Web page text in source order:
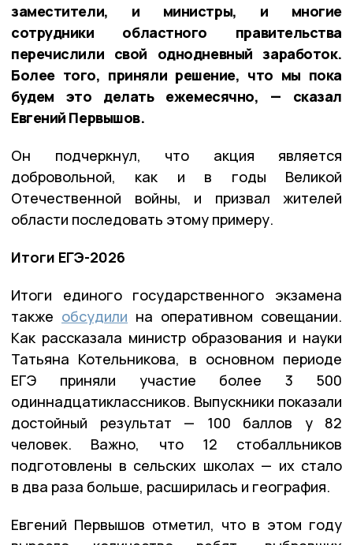
заместители, и министры, и многие
сотрудники областного правительства
перечислили свой однодневный заработок.
Более того, приняли решение, что мы пока
будем это делать ежемесячно, — сказал
Евгений Первышов.
Он подчеркнул, что акция является
добровольной, как и в годы Великой
Отечественной войны, и призвал жителей
области последовать этому примеру.
Итоги ЕГЭ-2026
Итоги единого государственного экзамена
также обсудили на оперативном совещании.
Как рассказала министр образования и науки
Татьяна Котельникова, в основном периоде
ЕГЭ приняли участие более 3 500
одиннадцатиклассников. Выпускники показали
достойный результат — 100 баллов у 82
человек. Важно, что 12 стобалльников
подготовлены в сельских школах — их стало
в два раза больше, расширилась и география.
Евгений Первышов отметил, что в этом году